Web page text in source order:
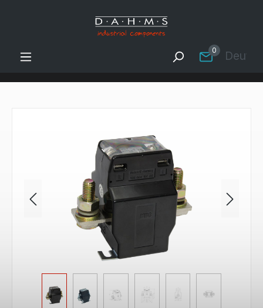
Zum Hauptinhalt springen
0
Bildergalerie überspringen